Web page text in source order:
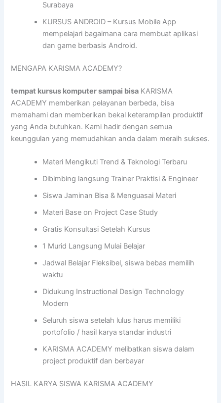
Surabaya
KURSUS ANDROID – Kursus Mobile App
mempelajari bagaimana cara membuat aplikasi
dan game berbasis Android.
MENGAPA KARISMA ACADEMY?
tempat kursus komputer sampai bisa KARISMA
ACADEMY memberikan pelayanan berbeda, bisa
memahami dan memberikan bekal keterampilan produktif
yang Anda butuhkan. Kami hadir dengan semua
keunggulan yang memudahkan anda dalam meraih sukses.
Materi Mengikuti Trend & Teknologi Terbaru
Dibimbing langsung Trainer Praktisi & Engineer
Siswa Jaminan Bisa & Menguasai Materi
Materi Base on Project Case Study
Gratis Konsultasi Setelah Kursus
1 Murid Langsung Mulai Belajar
Jadwal Belajar Fleksibel, siswa bebas memilih
waktu
Didukung Instructional Design Technology
Modern
Seluruh siswa setelah lulus harus memiliki
portofolio / hasil karya standar industri
KARISMA ACADEMY melibatkan siswa dalam
project produktif dan berbayar
HASIL KARYA SISWA KARISMA ACADEMY